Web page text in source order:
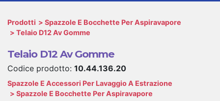
Prodotti
Spazzole E Bocchette Per Aspiravapore
Telaio D12 Av Gomme
Telaio D12 Av Gomme
Codice prodotto: 10.44.136.20
Spazzole E Accessori Per Lavaggio A Estrazione
Spazzole E Bocchette Per Aspiravapore